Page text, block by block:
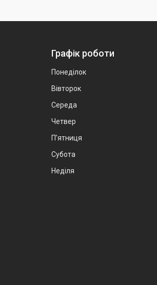
Графік роботи
Понеділок
Вівторок
Середа
Четвер
Пʼятниця
Субота
Неділя